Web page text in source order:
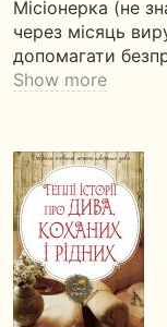
Місіонерка (не
через місяць
допомагати
Show more